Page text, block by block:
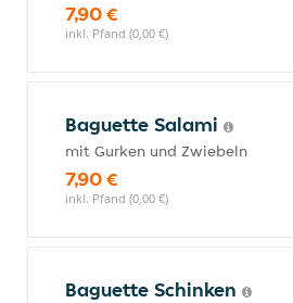
7,90 €
inkl. Pfand (0,00 €)
Baguette Salami
mit Gurken und Zwiebeln
7,90 €
inkl. Pfand (0,00 €)
Baguette Schinken